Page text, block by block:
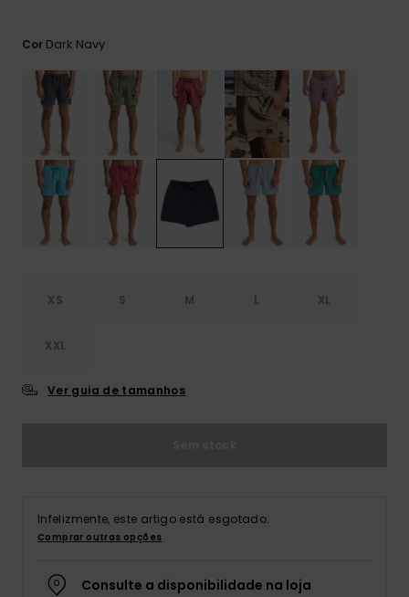
as FAQ
Cor Dark Navy
XS S M L XL
XXL
Ver guia de tamanhos
Infelizmente, este artigo está esgotado.
Comprar outras opções
Consulte a disponibilidade na loja